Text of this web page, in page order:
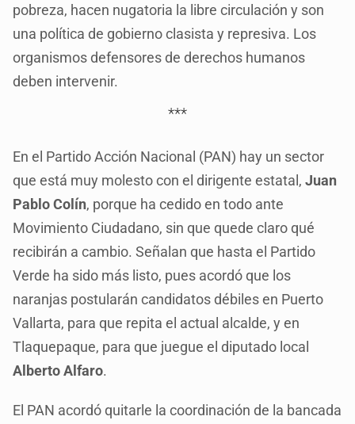
pobreza, hacen nugatoria la libre circulación y son
una política de gobierno clasista y represiva. Los
organismos defensores de derechos humanos
deben intervenir.
***
En el Partido Acción Nacional (PAN) hay un sector
que está muy molesto con el dirigente estatal,Juan
Pablo Colín, porque ha cedido en todo ante
Movimiento Ciudadano, sin que quede claro qué
recibirán a cambio. Señalan que hasta el Partido
Verde ha sido más listo, pues acordó que los
naranjas postularán candidatos débiles en Puerto
Vallarta, para que repita el actual alcalde, y en
Tlaquepaque, para que juegue el diputado local
Alberto Alfaro.
El PAN acordó quitarle la coordinación de la bancada